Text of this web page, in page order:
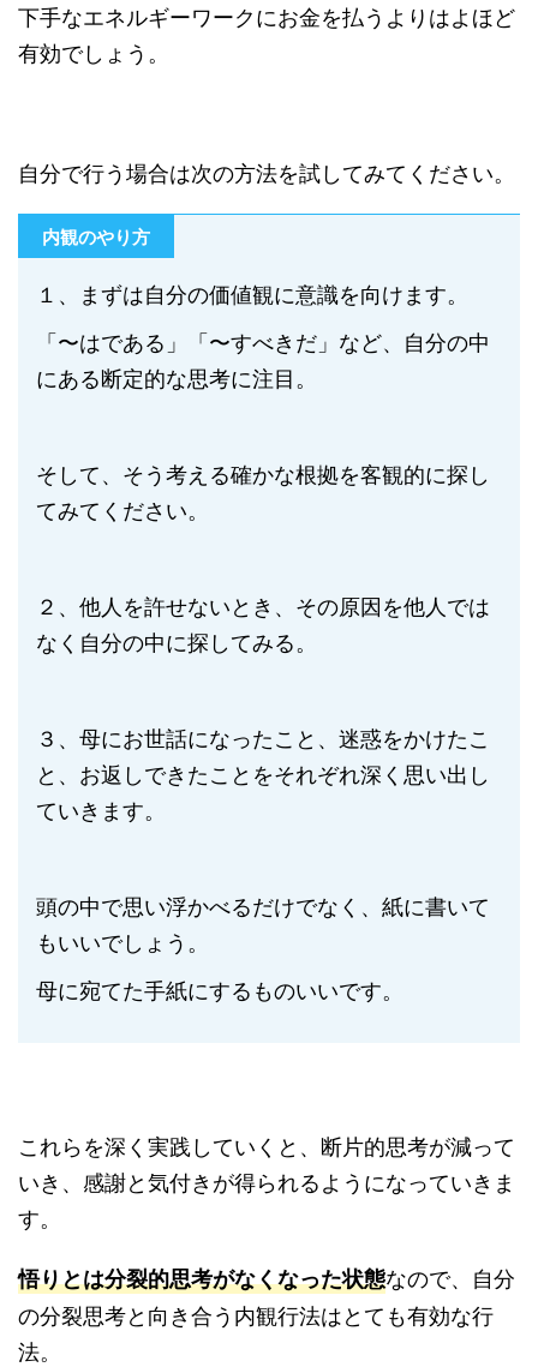
下手なエネルギーワークにお金を払うよりはよほど
有効でしょう。
自分で行う場合は次の方法を試してみてください。
内観のやり方
１、まずは自分の価値観に意識を向けます。
「〜はである」「〜すべきだ」など、自分の中
にある断定的な思考に注目。
そして、そう考える確かな根拠を客観的に探し
てみてください。
２、他人を許せないとき、その原因を他人では
なく自分の中に探してみる。
３、母にお世話になったこと、迷惑をかけたこ
と、お返しできたことをそれぞれ深く思い出し
ていきます。
頭の中で思い浮かべるだけでなく、紙に書いて
もいいでしょう。
母に宛てた手紙にするものいいです。
これらを深く実践していくと、断片的思考が減って
いき、感謝と気付きが得られるようになっていきま
す。
悟りとは分裂的思考がなくなった状態なので、自分
の分裂思考と向き合う内観行法はとても有効な行
法。